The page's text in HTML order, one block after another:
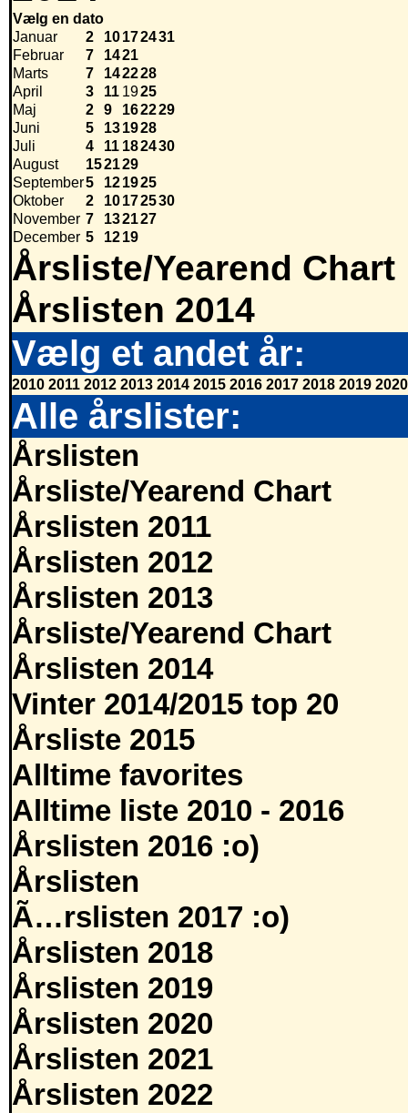
Vælg en dato
Januar
2 10172431
Februar
7 1421
Marts
7 142228
April
3 11 1925
Maj
2 9 162229
Juni
5 131928
Juli
4 11 182430
August
152129
September5 121925
Oktober
2 10172530
November 7 132127
December 5 1219
Årsliste/Yearend Chart
Årslisten 2014
Vælg et andet år:
2010 2011 2012 2013 2014 2015 2016 2017 2018 2019 2020
Alle årslister:
Årslisten
Årsliste/Yearend Chart
Årslisten 2011
Årslisten 2012
Årslisten 2013
Årsliste/Yearend Chart
Årslisten 2014
Vinter 2014/2015 top 20
Årsliste 2015
Alltime favorites
Alltime liste 2010 - 2016
Årslisten 2016 :o)
Årslisten
Ã…rslisten 2017 :o)
Årslisten 2018
Årslisten 2019
Årslisten 2020
Årslisten 2021
Årslisten 2022